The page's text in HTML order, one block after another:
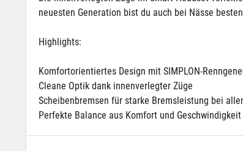
neuesten Generation bist du auch bei Nässe
Highlights:
Komfortorientiertes Design mit SIMPLON-
Cleane Optik dank innenverlegter Züge
Scheibenbremsen für starke Bremsleistung bei
Perfekte Balance aus Komfort und Geschwindigkeit